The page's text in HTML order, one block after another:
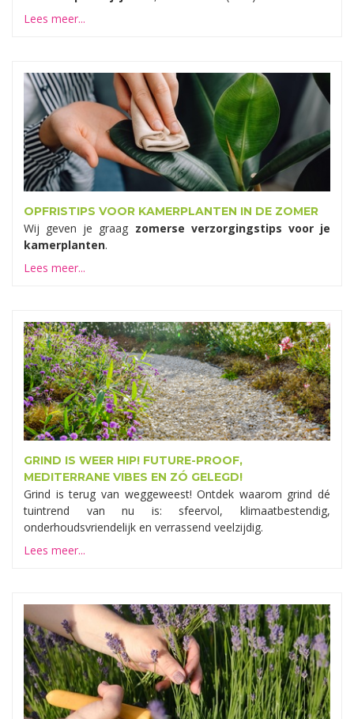
Lees meer...
OPFRISTIPS VOOR KAMERPLANTEN IN DE ZOMER
Wij geven je graag zomerse verzorgingstips voor je
kamerplanten.
Lees meer...
GRIND IS WEER HIP! FUTURE-PROOF,
MEDITERRANE VIBES EN ZÓ GELEGD!
Grind is terug van weggeweest! Ontdek waarom grind dé
tuintrend van nu is: sfeervol, klimaatbestendig,
onderhoudsvriendelijk en verrassend veelzijdig.
Lees meer...